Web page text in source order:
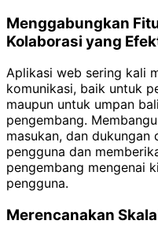
Menggabungkan
Kolaborasi yang
Aplikasi web sering kali
komunikasi, baik untuk
maupun untuk umpan
pengembang.
masukan, dan
pengguna dan
pengembang mengenai
pengguna.
Merencanakan